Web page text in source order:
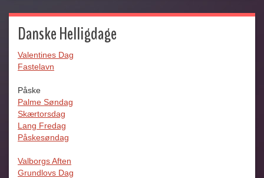
Danske Helligdage
Valentines Dag
Fastelavn
Påske
Palme Søndag
Skærtorsdag
Lang Fredag
Påskesøndag
Valborgs Aften
Grundlovs Dag